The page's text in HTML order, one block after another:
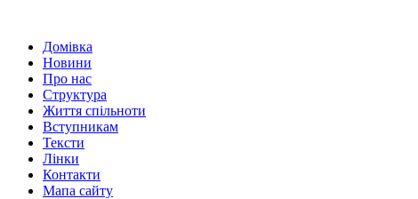
Домівка
Новини
Про нас
Структура
Життя спільноти
Вступникам
Тексти
Лінки
Контакти
Мапа сайту